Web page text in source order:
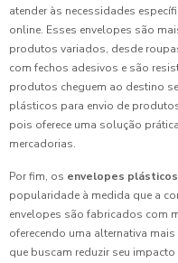
atender às necessidades
online. Esses envelopes são
produtos variados, desde
com fechos adesivos e são
produtos cheguem ao destino
plásticos para envio de
pois oferece uma solução
mercadorias.
Por fim, os envelopes
popularidade à medida que a
envelopes são fabricados com
oferecendo uma alternativa
que buscam reduzir seu